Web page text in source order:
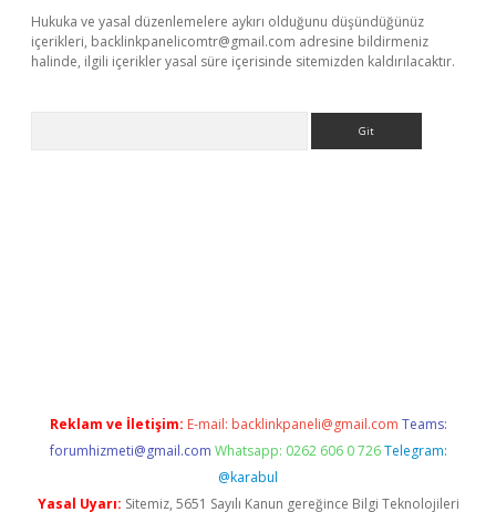
Hukuka ve yasal düzenlemelere aykırı olduğunu düşündüğünüz
içerikleri, backlinkpanelicomtr@gmail.com adresine bildirmeniz
halinde, ilgili içerikler yasal süre içerisinde sitemizden kaldırılacaktır.
Reklam ve İletişim: E-mail: backlinkpaneli@gmail.com Teams:
forumhizmeti@gmail.com Whatsapp: 0262 606 0 726 Telegram:
@karabul
Yasal Uyarı: Sitemiz, 5651 Sayılı Kanun gereğince Bilgi Teknolojileri